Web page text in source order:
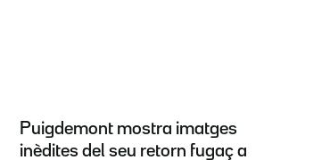
Puigdemont mostra imatges
inèdites del seu retorn fugaç a